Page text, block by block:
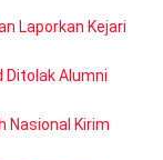
Laporkan Kejari
Ditolak Alumni
Nasional Kirim